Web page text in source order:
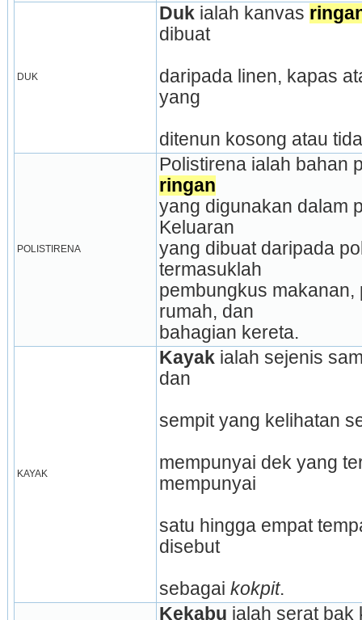
DUK
Duk ialah kanvas
dibuat
daripada linen, kapas
yang
ditenun kosong atau
POLISTIRENA
ringan
yang digunakan dalam
Keluaran
yang dibuat daripada
termasuklah
pembungkus makanan,
rumah, dan
bahagian kereta.
KAYAK
Kayak ialah sejenis
dan
sempit yang kelihatan
mempunyai dek yang
mempunyai
satu hingga empat
disebut
sebagai kokpit.
Kekabu